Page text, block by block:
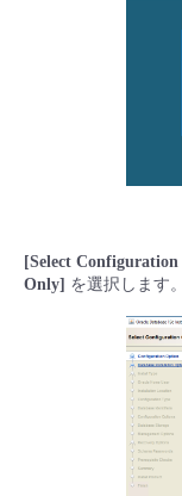
[Select
Only] を選択します。